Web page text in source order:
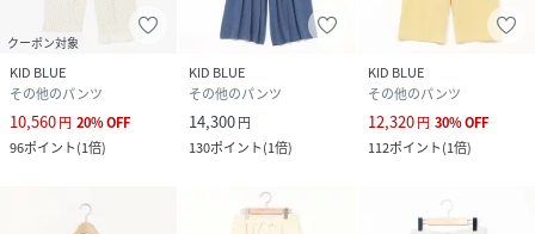
クーポン対象
KID BLUE
その他のパンツ
10,560円 20%OFF
96ポイント(1倍)
KID BLUE
その他のパンツ
14,300円
130ポイント(1倍)
KID BLUE
その他のパンツ
12,320円 30%OFF
112ポイント(1倍)